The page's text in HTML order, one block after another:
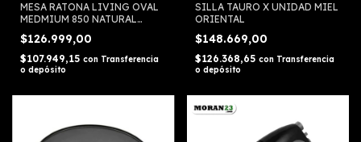
MESA RATONA LIVING OVAL
MEDMIUM 850 NATURAL
ORIENTAL
$126.999,00
$107.949,15 con Transferencia
o depósito
SILLA TAURO X UNIDAD MIEL
ORIENTAL
$148.669,00
$126.368,65 con Transferencia
o depósito